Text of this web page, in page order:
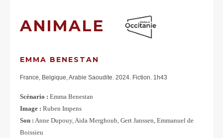
ANIMALE
EMMA BENESTAN
France, Belgique, Arabie Saoudite. 2024. Fiction. 1h43
Scénario : Emma Benestan
Image : Ruben Impens
Son : Anne Dupouy, Aida Merghoub, Gert Janssen, Emmanuel de
Boissieu